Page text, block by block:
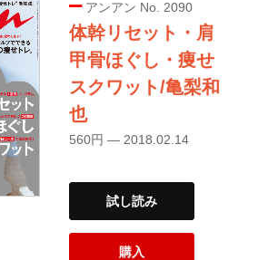
アンアン No. 2090
体幹リセット・肩
甲骨ほぐし・痩せ
スクワット/亀梨和
也
560円 — 2018.02.14
試し読み
購入